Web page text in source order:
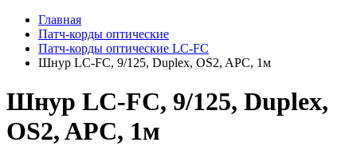
Главная
Патч-корды оптические
Патч-корды оптические LC-FC
Шнур LC-FC, 9/125, Duplex, OS2, APC, 1м
Шнур LC-FC, 9/125, Duplex,
OS2, APC, 1м